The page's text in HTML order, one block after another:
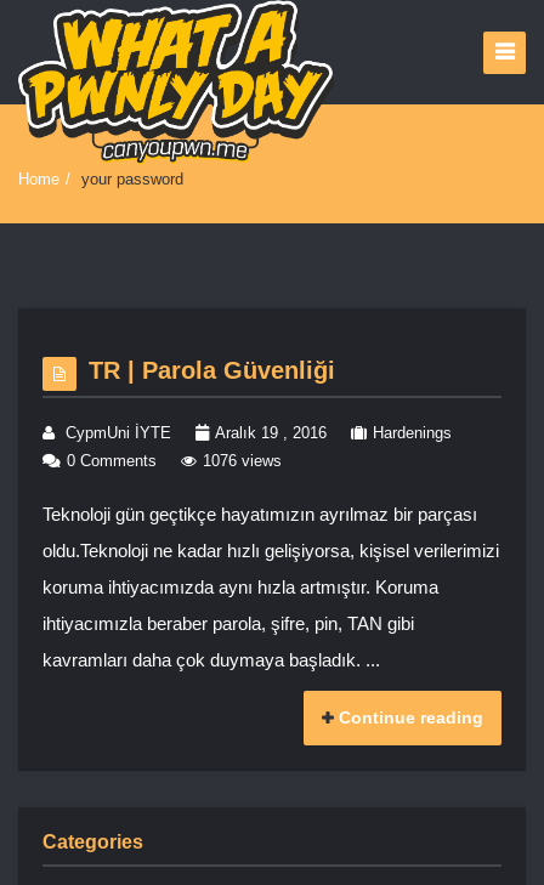
Home / your password
TR | Parola Güvenliği
CypmUni İYTE Aralık 19 , 2016
Hardenings
0 Comments
1076 views
Teknoloji gün geçtikçe hayatımızın ayrılmaz bir parçası
oldu.Teknoloji ne kadar hızlı gelişiyorsa, kişisel verilerimizi
koruma ihtiyacımızda aynı hızla artmıştır. Koruma
ihtiyacımızla beraber parola, şifre, pin, TAN gibi
kavramları daha çok duymaya başladık. ...
Continue reading
Categories